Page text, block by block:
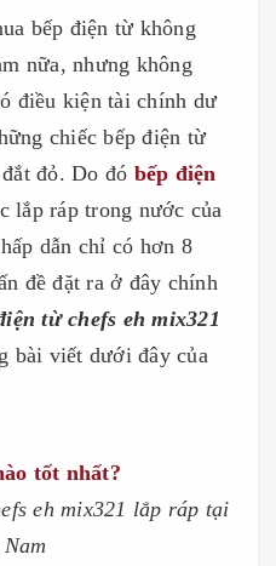
bếp điện từ không
nữa, nhưng không
điều kiện tài chính dư
chiếc bếp điện từ
đỏ. Do đó bếp điện
lắp ráp trong nước của
dẫn chỉ có hơn 8
đề đặt ra ở đây chính
từ chefs eh mix321
bài viết dưới đây của
tốt nhất?
eh mix321 lắp ráp tại